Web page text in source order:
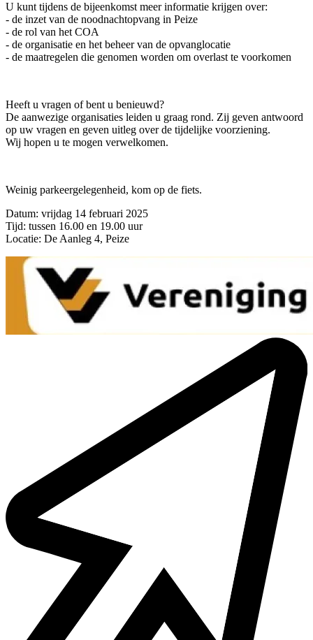
U kunt tijdens de bijeenkomst meer informatie krijgen over:
- de inzet van de noodnachtopvang in Peize
- de rol van het COA
- de organisatie en het beheer van de opvanglocatie
- de maatregelen die genomen worden om overlast te voorkomen
Heeft u vragen of bent u benieuwd?
De aanwezige organisaties leiden u graag rond. Zij geven antwoord
op uw vragen en geven uitleg over de tijdelijke voorziening.
Wij hopen u te mogen verwelkomen.
Weinig parkeergelegenheid, kom op de fiets.
Datum: vrijdag 14 februari 2025
Tijd: tussen 16.00 en 19.00 uur
Locatie: De Aanleg 4, Peize